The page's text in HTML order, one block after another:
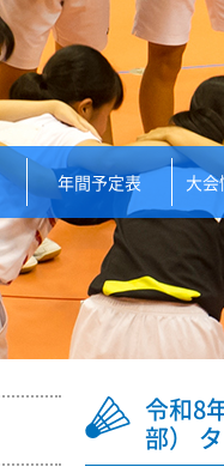
年間予定表 大
令和8
部）